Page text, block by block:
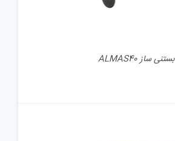
بستنی ساز ALMAS40